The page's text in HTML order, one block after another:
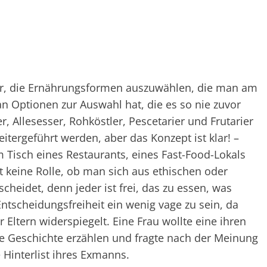
die Ernährungsformen auszuwählen, die man am
Optionen zur Auswahl hat, die es so nie zuvor
Allesesser, Rohköstler, Pescetarier und Frutarier
werden, aber das Konzept ist klar! –
eines Restaurants, eines Fast-Food-Lokals
Rolle, ob man sich aus ethischen oder
denn jeder ist frei, das zu essen, was
ein wenig vage zu sein, da
widerspiegelt. Eine Frau wollte eine ihren
Geschichte erzählen und fragte nach der Meinung
ihres Exmanns.